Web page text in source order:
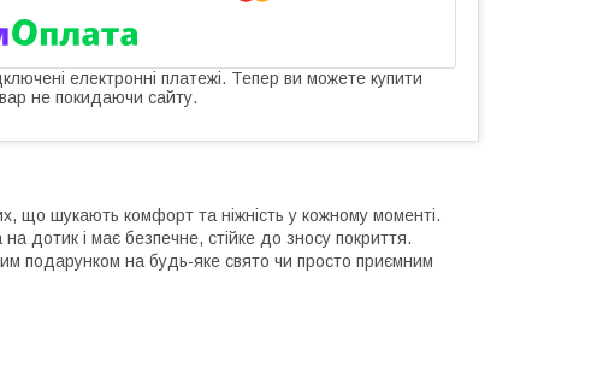
електронні платежі. Тепер ви можете купити
не покидаючи сайту.
що шукають комфорт та ніжність у кожному моменті.
дотик і має безпечне, стійке до зносу покриття.
подарунком на будь-яке свято чи просто приємним